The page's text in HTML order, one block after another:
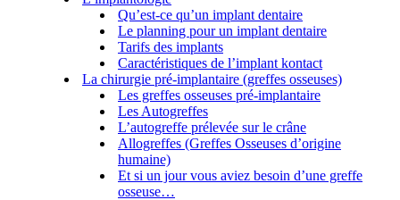
Qu’est-ce qu’un implant dentaire
Le planning pour un implant dentaire
Tarifs des implants
Caractéristiques de l’implant kontact
La chirurgie pré-implantaire (greffes osseuses)
Les greffes osseuses pré-implantaire
Les Autogreffes
L’autogreffe prélevée sur le crâne
Allogreffes (Greffes Osseuses d’origine
humaine)
Et si un jour vous aviez besoin d’une greffe
osseuse…